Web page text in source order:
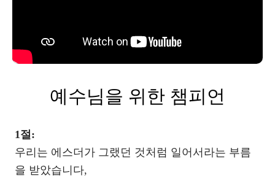
예수님을 위한 챔피언
1절:
우리는 에스더가 그랬던 것처럼 일어서라는 부름
을 받았습니다,